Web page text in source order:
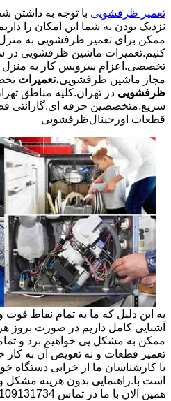
تعمیر ظرفشویی با توجه به داشتن
نزدیک بودن به شما این امکان را
ممکن برای تعمیر ظرفشویی به
کنیم.تعمیرات ماشین ظرفشویی در
تخصصی.اعزام سرویس کار به منزل
مجاز ماشین ظرفشویی،تعمیرات
ظرفشویی در تهران.کلیه مناطق
سریع.متخصصین حرفه ای.گارانتی
قطعات اورجینالظرفشویی
به این دلیل که ما به تمام نقاط
آشنایی کامل داریم در صورت بروز
ممکن به مشکل پی خواهیم برد و
تعمیر قطعات و نه تعویض آن به کار
با کارشناسان ما از خرابی دستگاه
است با.راهنمایی بدون هزینه مشکل
همین الان با ما در تماس 09109131734 آقای حبیب محمدی باشید